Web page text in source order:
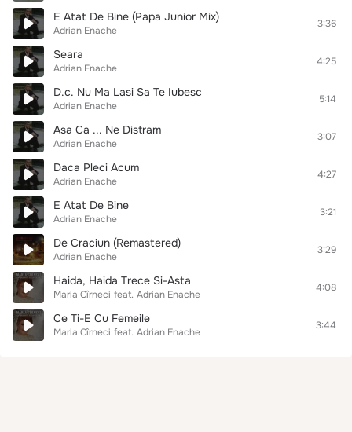
E Atat De Bine (Papa Junior Mix)
Adrian Enache
3:36
Seara
Adrian Enache
4:25
D.c. Nu Ma Lasi Sa Te Iubesc
Adrian Enache
5:14
Asa Ca ... Ne Distram
Adrian Enache
3:07
Daca Pleci Acum
Adrian Enache
4:27
E Atat De Bine
Adrian Enache
3:21
De Craciun (Remastered)
Adrian Enache
3:29
Haida, Haida Trece Si-Asta
Maria Cîrneci feat. Adrian Enache
4:08
Ce Ti-E Cu Femeile
Maria Cîrneci feat. Adrian Enache
3:44